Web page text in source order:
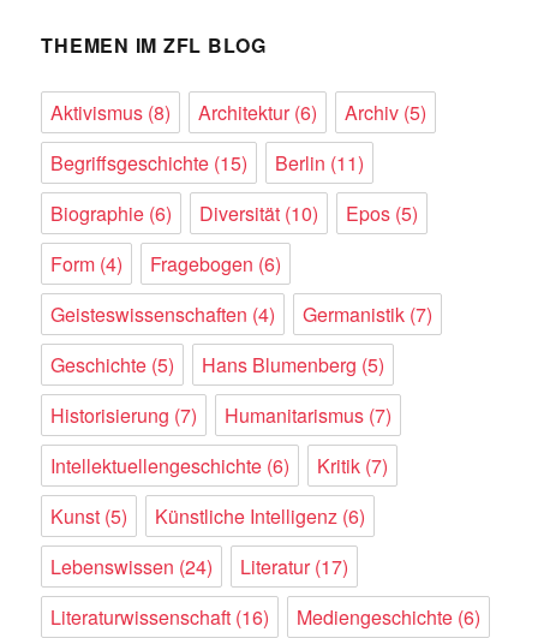
THEMEN IM ZFL BLOG
Aktivismus (8) Architektur(6) Archiv (5)
Begriffsgeschichte (15) Berlin (11)
Biographie (6) Diversität (10) Epos (5)
Form (4) Fragebogen (6)
Geisteswissenschaften (4) Germanistik (7)
Geschichte (5) Hans Blumenberg (5)
Historisierung (7) Humanitarismus (7)
Intellektuellengeschichte (6) Kritik (7)
Kunst (5) Künstliche Intelligenz (6)
Lebenswissen (24) Literatur(17)
Literaturwissenschaft (16) Mediengeschichte (6)